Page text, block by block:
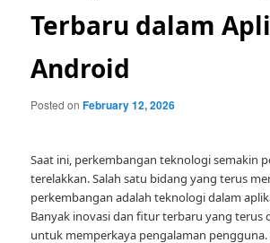
Terbaru dalam
Android
Posted onFebruary 12, 2026
Saat ini, perkembangan teknologi semakin
terelakkan. Salah satu bidang yang terus
perkembangan adalah teknologi dalam
Banyak inovasi dan fitur terbaru yang terus
untuk memperkaya pengalaman pengguna.